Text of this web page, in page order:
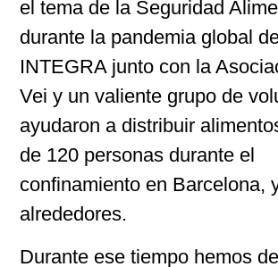
el tema de la Seguridad
durante la pandemia global
INTEGRA junto con la
Vei y un valiente grupo de
ayudaron a distribuir
de 120 personas durante el
confinamiento en Barcelona,
alrededores.
Durante ese tiempo hemos